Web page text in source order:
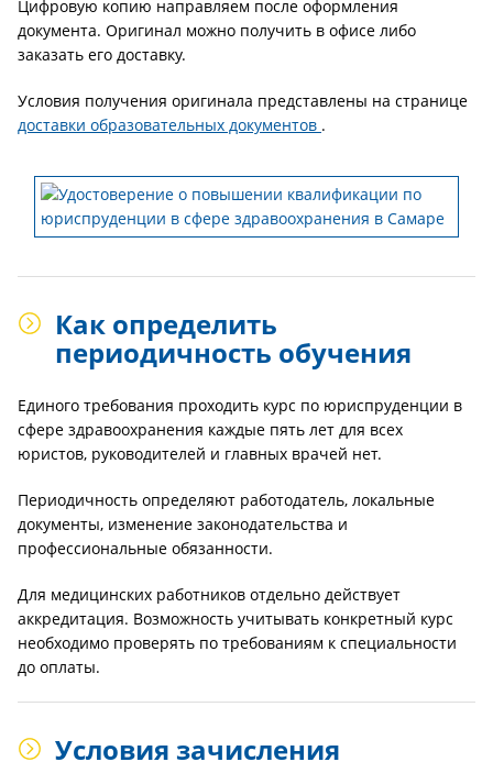
Цифровую копию направляем после оформления
документа. Оригинал можно получить в офисе либо
заказать его доставку.
Условия получения оригинала представлены на странице
доставки образовательных документов .
Как определить
периодичность обучения
Единого требования проходить курс по юриспруденции в
сфере здравоохранения каждые пять лет для всех
юристов, руководителей и главных врачей нет.
Периодичность определяют работодатель, локальные
документы, изменение законодательства и
профессиональные обязанности.
Для медицинских работников отдельно действует
аккредитация. Возможность учитывать конкретный курс
необходимо проверять по требованиям к специальности
до оплаты.
Условия зачисления